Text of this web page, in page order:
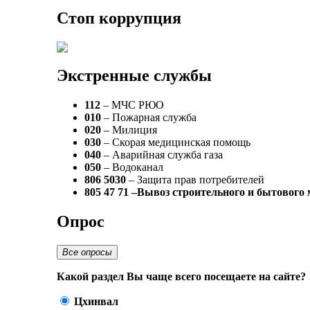
Стоп коррупция
Экстренные службы
112 – МЧС РЮО
010 – Пожарная служба
020 – Милиция
030 – Скорая медицинская помощь
040 – Аварийная служба газа
050 – Водоканал
806 5030 – Защита прав потребителей
805 47 71 –Вывоз строительного и бытового
Опрос
Все опросы
Какой раздел Вы чаще всего посещаете на сайте?
Цхинвал